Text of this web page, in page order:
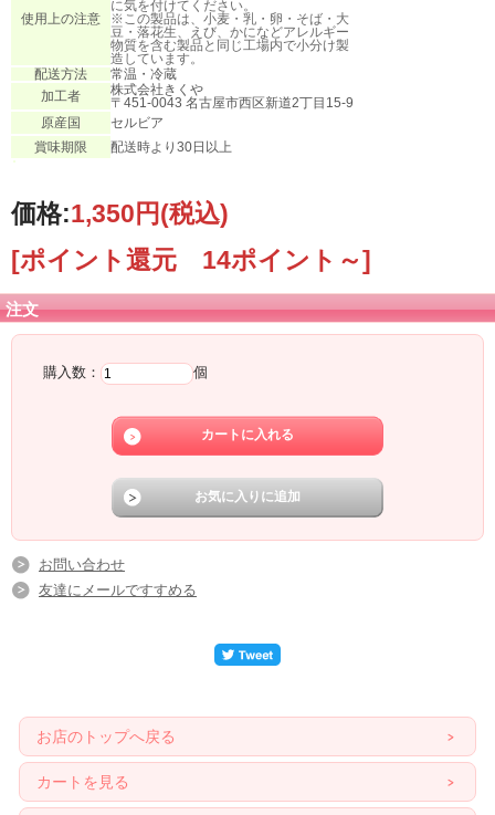
使用上の注意
に気を付けてください。
※この製品は、小麦・乳・卵・そば・大
豆・落花生、えび、かになどアレルギー
物質を含む製品と同じ工場内で小分け製
造しています。
配送方法
常温・冷蔵
加工者
株式会社きくや
〒451-0043 名古屋市西区新道2丁目15-9
原産国
セルビア
賞味期限
配送時より30日以上
価格:1,350円(税込)
[ポイント還元 14ポイント～]
注文
購入数： 個
お問い合わせ
友達にメールですすめる
お店のトップへ戻る
カートを見る